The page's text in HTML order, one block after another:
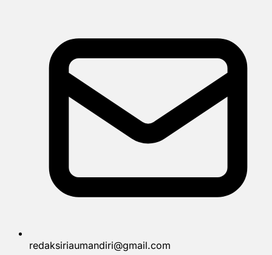
redaksiriaumandiri@gmail.com